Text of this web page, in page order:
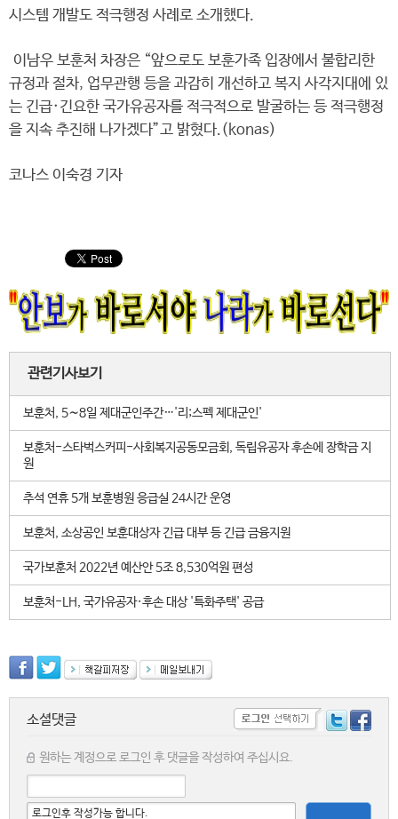
시스템 개발도 적극행정 사례로 소개했다.
이남우 보훈처 차장은 “앞으로도 보훈가족 입장에서 불합리한
규정과 절차, 업무관행 등을 과감히 개선하고 복지 사각지대에 있
는 긴급·긴요한 국가유공자를 적극적으로 발굴하는 등 적극행정
을 지속 추진해 나가겠다”고 밝혔다.(konas)
코나스 이숙경 기자
관련기사보기
보훈처, 5∼8일 제대군인주간…'리;스펙 제대군인'
보훈처-스타벅스커피-사회복지공동모금회, 독립유공자 후손에 장학금 지
원
추석 연휴 5개 보훈병원 응급실 24시간 운영
보훈처, 소상공인 보훈대상자 긴급 대부 등 긴급 금융지원
국가보훈처 2022년 예산안 5조 8,530억원 편성
보훈처-LH, 국가유공자·후손 대상 '특화주택' 공급
소셜댓글
원하는 계정으로 로그인 후 댓글을 작성하여 주십시요.